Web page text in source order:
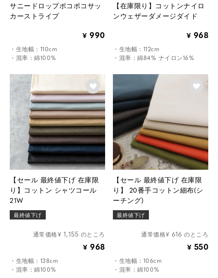
サニードロップポコポコサッ
カーストライプ
¥ 990
・生地幅：110cm
・混率：綿100%
【在庫限り】コットンナイロ
ンウェザーダメージダイド
¥ 968
・生地幅：112cm
・混率：綿84% ナイロン16%
【セール 最終値下げ 在庫限
り】コットン シャツコール
21W
最終値下げ
¥ 1,155 のところ
¥ 968
・生地幅：138cm
・混率：綿100%
【セール 最終値下げ 在庫限
り】 20番手コットン細布(シ
ーチング)
最終値下げ
¥ 616 のところ
¥ 550
・生地幅：106cm
・混率：綿100%